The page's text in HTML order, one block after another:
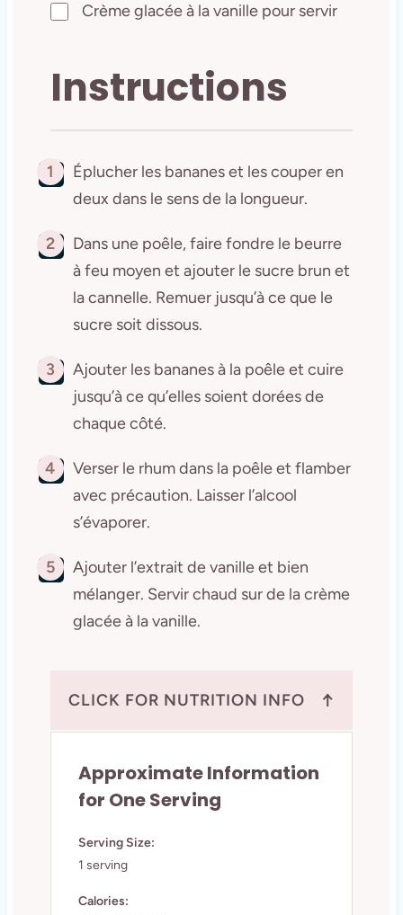
Crème glacée à la vanille pour servir
Instructions
1
Éplucher les bananes et les couper en
deux dans le sens de la longueur.
2
Dans une poêle, faire fondre le beurre
à feu moyen et ajouter le sucre brun et
la cannelle. Remuer jusqu’à ce que le
sucre soit dissous.
3
Ajouter les bananes à la poêle et cuire
jusqu’à ce qu’elles soient dorées de
chaque côté.
4
Verser le rhum dans la poêle et flamber
avec précaution. Laisser l’alcool
s’évaporer.
5
Ajouter l’extrait de vanille et bien
mélanger. Servir chaud sur de la crème
glacée à la vanille.
CLICK FOR NUTRITION INFO ↑
Approximate Information
for One Serving
Serving Size:
1 serving
Calories: